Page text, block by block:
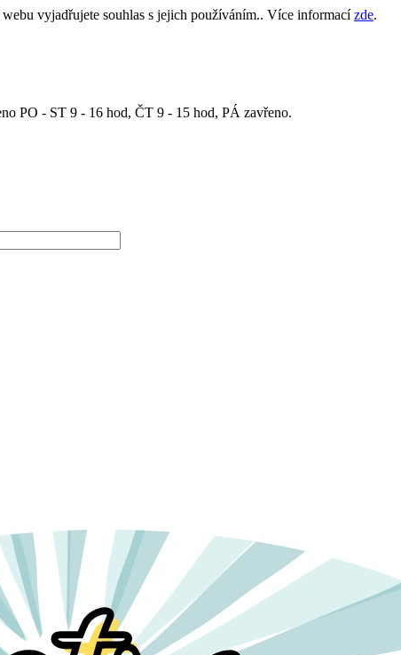
vyjadřujete souhlas s jejich používáním.. Více informacízde.
PO - ST 9 - 16 hod, ČT 9 - 15 hod, PÁ zavřeno.